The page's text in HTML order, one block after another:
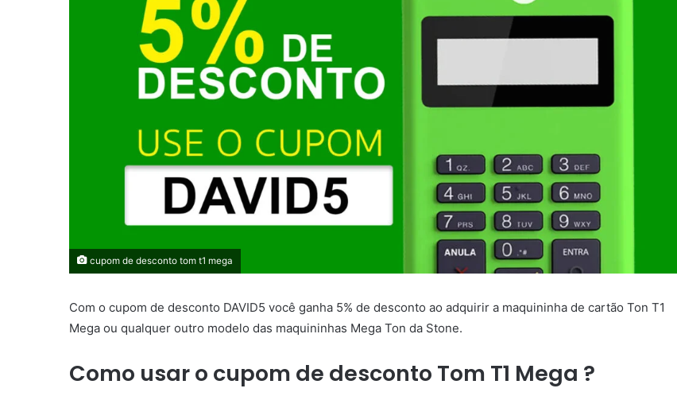
cupom de desconto tom t1 mega
Com o cupom de desconto DAVID5 você ganha 5% de desconto ao adquirir a maquininha de cartão Ton T1
Mega ou qualquer outro modelo das maquininhas Mega Ton da Stone.
Como usar o cupom de desconto Tom T1 Mega ?